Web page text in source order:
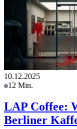
10.12.2025
12 Min.
LAP Coffee:
Berliner